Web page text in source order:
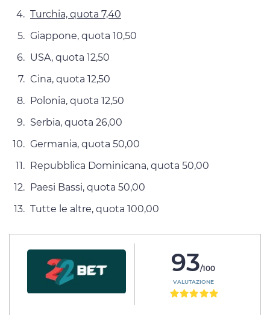
Turchia, quota 7,40
Giappone, quota 10,50
USA, quota 12,50
Cina, quota 12,50
Polonia, quota 12,50
Serbia, quota 26,00
Germania, quota 50,00
Repubblica Dominicana, quota 50,00
Paesi Bassi, quota 50,00
Tutte le altre, quota 100,00
93/100
VALUTAZIONE